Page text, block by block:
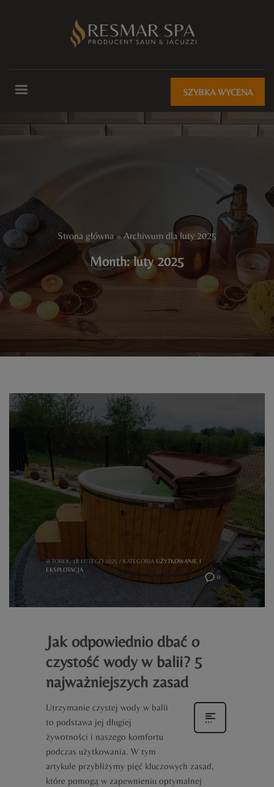
SZYBKA WYCENA
Strona główna »Archiwum dla luty 2025
Month: luty 2025
0
WTOREK, 18 LUTEGO 2025 / KATEGORIA UŻYTKOWANIE I
EKSPLOTACJA
Jak odpowiednio dbać o
czystość wody w balii? 5
najważniejszych zasad
Utrzymanie czystej wody w balii
to podstawa jej długiej
żywotności i naszego komfortu
podczas użytkowania. W tym
artykule przybliżymy pięć kluczowych zasad,
które pomogą w zapewnieniu optymalnej